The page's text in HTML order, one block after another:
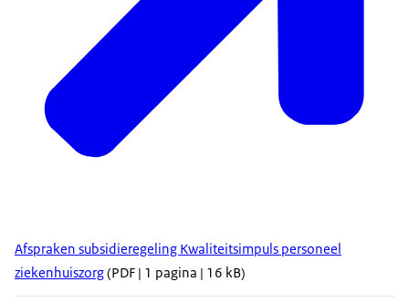
Afspraken subsidieregeling Kwaliteitsimpuls personeel
ziekenhuiszorg(PDF | 1 pagina | 16 kB)